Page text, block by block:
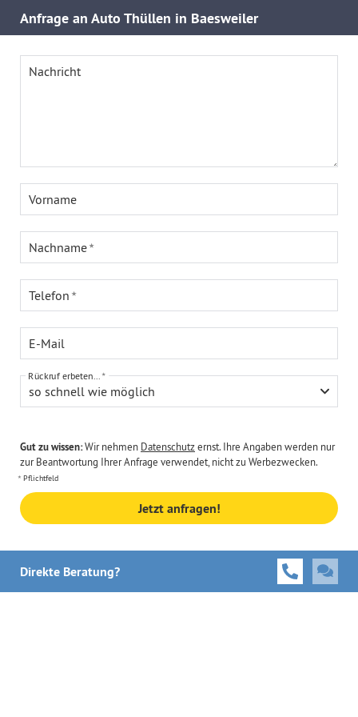
Anfrage an Auto Thüllen in Baesweiler
Nachricht
Vorname
Nachname
Telefon
E-Mail
so schnell wie möglich
Rückruf erbeten...
Gut zu wissen:Wir nehmen Datenschutzernst. Ihre Angaben werden nur
zur Beantwortung Ihrer Anfrage verwendet, nicht zu Werbezwecken.
Pflichtfeld
Jetzt anfragen!
Direkte Beratung?